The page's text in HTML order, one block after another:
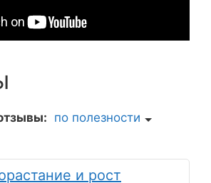
по полезности
и рост